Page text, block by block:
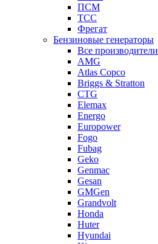
ПСМ
ТСС
Фрегат
Бензиновые генераторы
Все производители
AMG
Atlas Copco
Briggs & Stratton
CTG
Elemax
Energo
Europower
Fogo
Fubag
Geko
Genmac
Gesan
GMGen
Grandvolt
Honda
Huter
Hyundai